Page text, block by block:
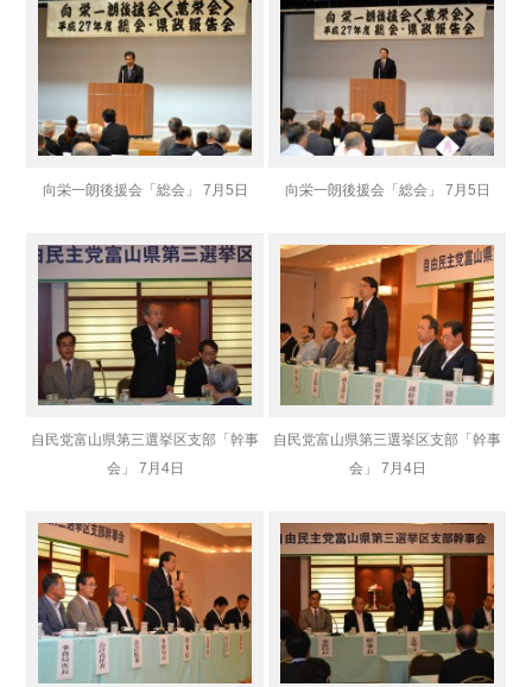
向栄一朗後援会「総会」 7月5日 向栄一朗後援会「総会」 7月5日
自民党富山県第三選挙区支部「幹事
会」 7月4日
自民党富山県第三選挙区支部「幹事
会」 7月4日